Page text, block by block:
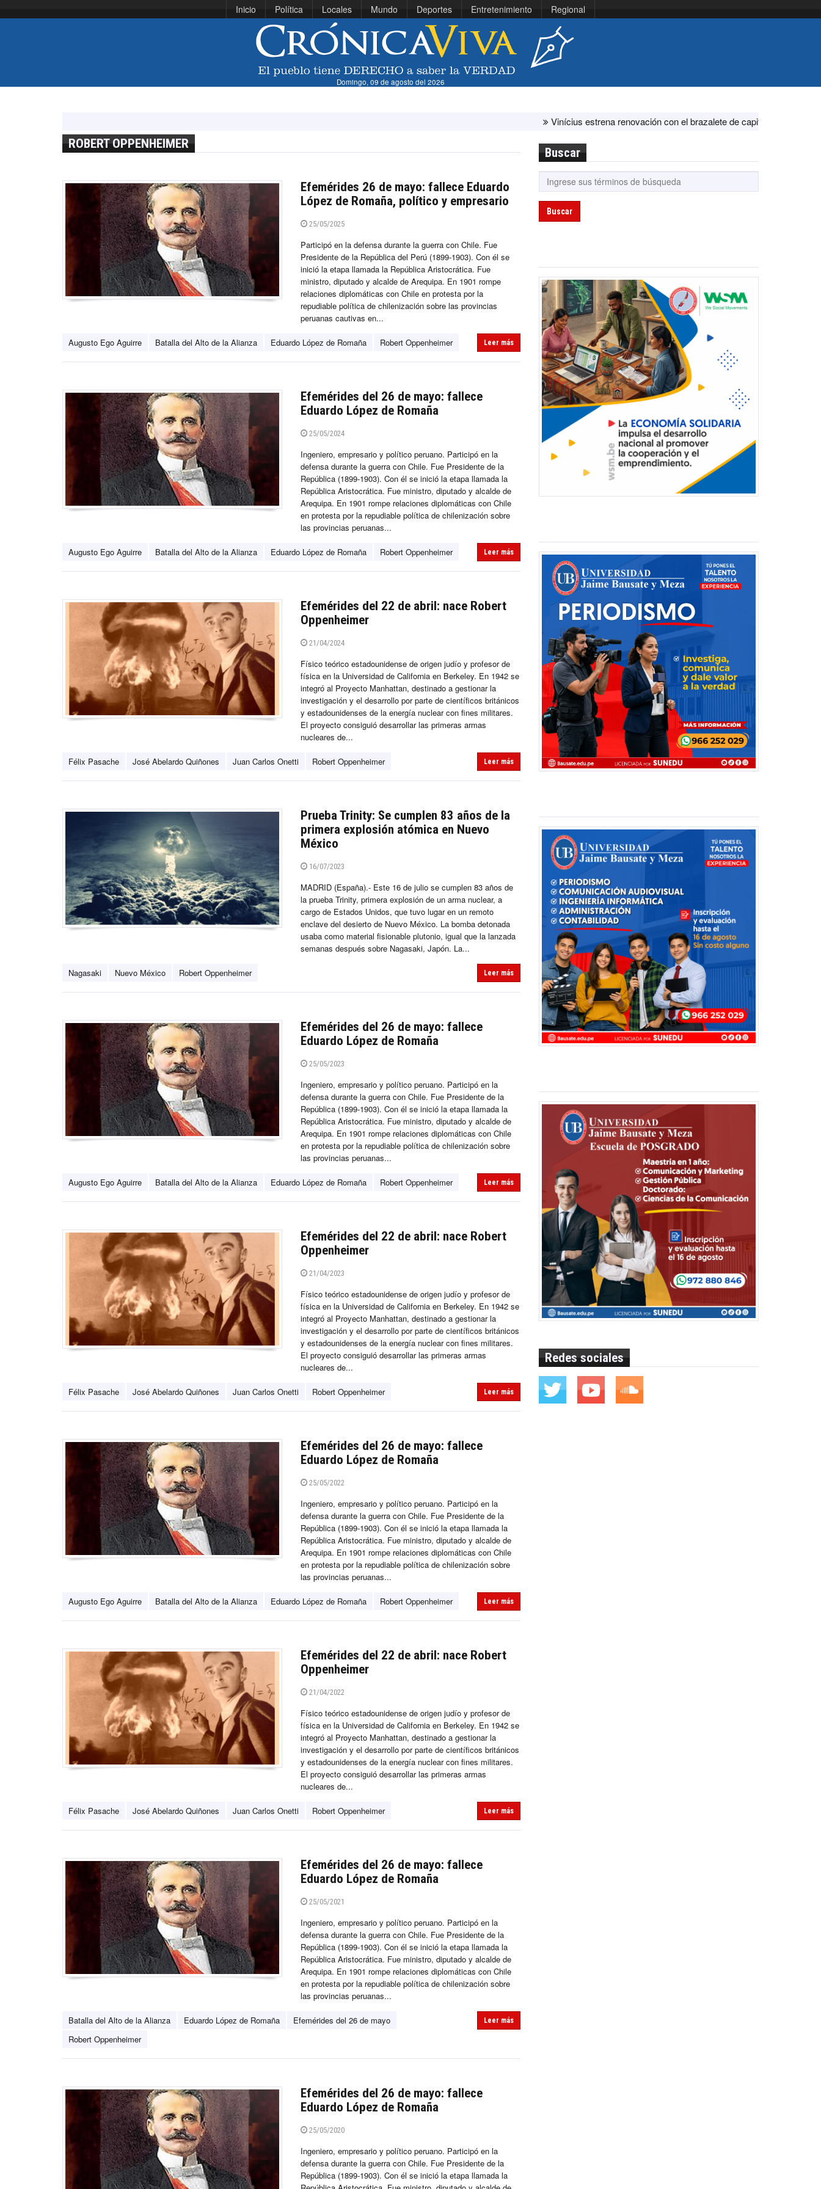
Inicio Política Locales Mundo Deportes Entretenimiento Regional
Domingo, 09 de agosto del 2026
Vinícius estrena renovación con el brazalete de capitán en el Real Madrid ante
ROBERT OPPENHEIMER
Efemérides 26 de mayo: fallece Eduardo
López de Romaña, político y empresario
25/05/2025
Participó en la defensa durante la guerra con Chile. Fue
Presidente de la República del Perú (1899-1903). Con él se
inició la etapa llamada la República Aristocrática. Fue
ministro, diputado y alcalde de Arequipa. En 1901 rompe
relaciones diplomáticas con Chile en protesta por la
repudiable política de chilenización sobre las provincias
peruanas cautivas en...
Augusto Ego Aguirre Batalla del Alto de la Alianza Eduardo López de Romaña Robert Oppenheimer Leer más
Efemérides del 26 de mayo: fallece
Eduardo López de Romaña
25/05/2024
Ingeniero, empresario y político peruano. Participó en la
defensa durante la guerra con Chile. Fue Presidente de la
República (1899-1903). Con él se inició la etapa llamada la
República Aristocrática. Fue ministro, diputado y alcalde de
Arequipa. En 1901 rompe relaciones diplomáticas con Chile
en protesta por la repudiable política de chilenización sobre
las provincias peruanas...
Augusto Ego Aguirre Batalla del Alto de la Alianza Eduardo López de Romaña Robert Oppenheimer Leer más
Efemérides del 22 de abril: nace Robert
Oppenheimer
21/04/2024
Físico teórico estadounidense de origen judío y profesor de
física en la Universidad de California en Berkeley. En 1942 se
integró al Proyecto Manhattan, destinado a gestionar la
investigación y el desarrollo por parte de científicos británicos
y estadounidenses de la energía nuclear con fines militares.
El proyecto consiguió desarrollar las primeras armas
nucleares de...
Félix Pasache José Abelardo Quiñones Juan Carlos Onetti Robert Oppenheimer Leer más
Prueba Trinity: Se cumplen 83 años de la
primera explosión atómica en Nuevo
México
16/07/2023
MADRID (España).- Este 16 de julio se cumplen 83 años de
la prueba Trinity, primera explosión de un arma nuclear, a
cargo de Estados Unidos, que tuvo lugar en un remoto
enclave del desierto de Nuevo México. La bomba detonada
usaba como material fisionable plutonio, igual que la lanzada
semanas después sobre Nagasaki, Japón. La...
Nagasaki Nuevo México Robert Oppenheimer Leer más
Efemérides del 26 de mayo: fallece
Eduardo López de Romaña
25/05/2023
Ingeniero, empresario y político peruano. Participó en la
defensa durante la guerra con Chile. Fue Presidente de la
República (1899-1903). Con él se inició la etapa llamada la
República Aristocrática. Fue ministro, diputado y alcalde de
Arequipa. En 1901 rompe relaciones diplomáticas con Chile
en protesta por la repudiable política de chilenización sobre
las provincias peruanas...
Augusto Ego Aguirre Batalla del Alto de la Alianza Eduardo López de Romaña Robert Oppenheimer Leer más
Efemérides del 22 de abril: nace Robert
Oppenheimer
21/04/2023
Físico teórico estadounidense de origen judío y profesor de
física en la Universidad de California en Berkeley. En 1942 se
integró al Proyecto Manhattan, destinado a gestionar la
investigación y el desarrollo por parte de científicos británicos
y estadounidenses de la energía nuclear con fines militares.
El proyecto consiguió desarrollar las primeras armas
nucleares de...
Félix Pasache José Abelardo Quiñones Juan Carlos Onetti Robert Oppenheimer Leer más
Efemérides del 26 de mayo: fallece
Eduardo López de Romaña
25/05/2022
Ingeniero, empresario y político peruano. Participó en la
defensa durante la guerra con Chile. Fue Presidente de la
República (1899-1903). Con él se inició la etapa llamada la
República Aristocrática. Fue ministro, diputado y alcalde de
Arequipa. En 1901 rompe relaciones diplomáticas con Chile
en protesta por la repudiable política de chilenización sobre
las provincias peruanas...
Augusto Ego Aguirre Batalla del Alto de la Alianza Eduardo López de Romaña Robert Oppenheimer Leer más
Efemérides del 22 de abril: nace Robert
Oppenheimer
21/04/2022
Físico teórico estadounidense de origen judío y profesor de
física en la Universidad de California en Berkeley. En 1942 se
integró al Proyecto Manhattan, destinado a gestionar la
investigación y el desarrollo por parte de científicos británicos
y estadounidenses de la energía nuclear con fines militares.
El proyecto consiguió desarrollar las primeras armas
nucleares de...
Félix Pasache José Abelardo Quiñones Juan Carlos Onetti Robert Oppenheimer Leer más
Efemérides del 26 de mayo: fallece
Eduardo López de Romaña
25/05/2021
Ingeniero, empresario y político peruano. Participó en la
defensa durante la guerra con Chile. Fue Presidente de la
República (1899-1903). Con él se inició la etapa llamada la
República Aristocrática. Fue ministro, diputado y alcalde de
Arequipa. En 1901 rompe relaciones diplomáticas con Chile
en protesta por la repudiable política de chilenización sobre
las provincias peruanas...
Batalla del Alto de la Alianza Eduardo López de Romaña
Efemérides del 26 de mayo
Robert Oppenheimer
Leer más
Efemérides del 26 de mayo: fallece
Eduardo López de Romaña
25/05/2020
Ingeniero, empresario y político peruano. Participó en la
defensa durante la guerra con Chile. Fue Presidente de la
República (1899-1903). Con él se inició la etapa llamada la
Buscar
Buscar
Redes sociales